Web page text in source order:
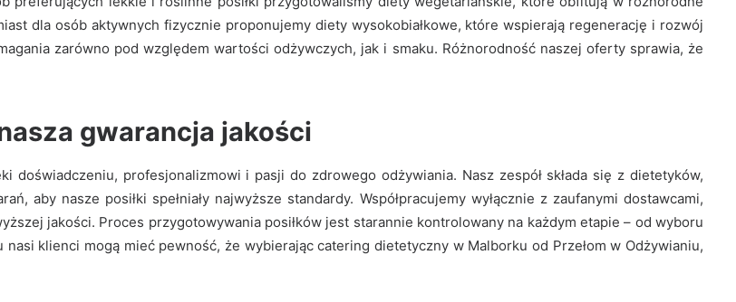
dla osób aktywnych fizycznie proponujemy diety wysokobiałkowe, które wspierają regenerację i rozwój
zarówno pod względem wartości odżywczych, jak i smaku. Różnorodność naszej oferty sprawia, że
gwarancja jakości
doświadczeniu, profesjonalizmowi i pasji do zdrowego odżywiania. Nasz zespół składa się z dietetyków,
aby nasze posiłki spełniały najwyższe standardy. Współpracujemy wyłącznie z zaufanymi dostawcami,
jakości. Proces przygotowywania posiłków jest starannie kontrolowany na każdym etapie – od wyboru
klienci mogą mieć pewność, że wybierając catering dietetyczny w Malborku od Przełom w Odżywianiu,